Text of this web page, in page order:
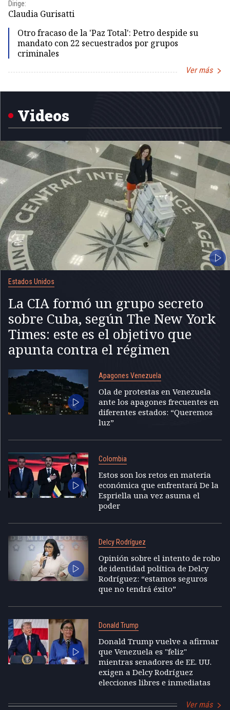
Dirige:
Claudia Gurisatti
Otro fracaso de la 'Paz Total': Petro despide su
mandato con 22 secuestrados por grupos
criminales
Ver más
1
Videos
Estados Unidos
La CIA formó un grupo secreto
sobre Cuba, según The New York
Times: este es el objetivo que
apunta contra el régimen
Apagones Venezuela
Ola de protestas en Venezuela
ante los apagones frecuentes en
diferentes estados: “Queremos
luz”
Colombia
Estos son los retos en materia
económica que enfrentará De la
Espriella una vez asuma el
poder
Delcy Rodríguez
Opinión sobre el intento de robo
de identidad política de Delcy
Rodríguez: “estamos seguros
que no tendrá éxito”
Donald Trump
Donald Trump vuelve a afirmar
que Venezuela es "feliz"
mientras senadores de EE. UU.
exigen a Delcy Rodríguez
elecciones libres e inmediatas
Ver más